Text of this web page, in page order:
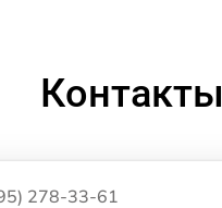
Контакты
278-33-61